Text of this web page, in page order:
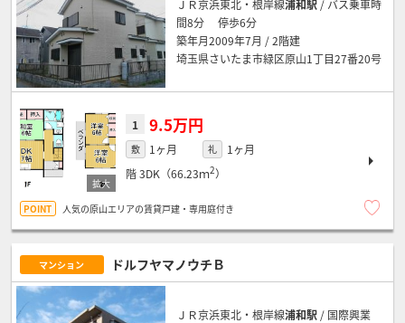
ＪＲ京浜東北・根岸線浦和駅 / バス乗車時
間8分 停歩6分
築年月2009年7月 / 2階建
埼玉県さいたま市緑区原山1丁目27番20号
1 9.5万円
敷 1ヶ月 礼
1ヶ月
階3DK（66.23ｍ2）
人気の原山エリアの賃貸戸建・専用庭付き
マンション ドルフヤマノウチＢ
ＪＲ京浜東北・根岸線浦和駅 / 国際興業